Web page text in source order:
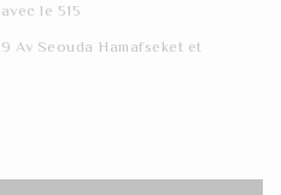
le 515
Av Seouda Hamafseket et